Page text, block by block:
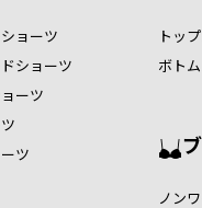
ョーツ
ショーツ
ーツ
ツ
トッ
ボト
ノン